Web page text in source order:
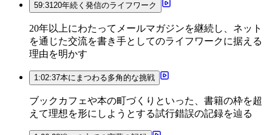
59:3120年続く発信のライフワーク
20年以上にわたってメールマガジンを継続し、ネット
を通じた交流を書き手としてのライフワークに据える
理由を明かす
1:02:37本にまつわる多角的な挑戦
ブックカフェや本の町づくりといった、書籍の枠を超
えて理想を形にしようとする試行錯誤の記録を辿る